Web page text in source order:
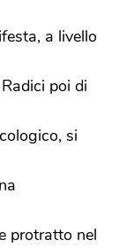
a livello
poi di
si
protratto nel